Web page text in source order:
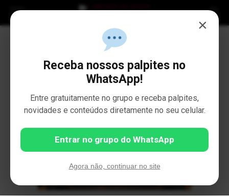
×
Receba nossos palpites no
WhatsApp!
Entre gratuitamente no grupo e receba palpites,
novidades e conteúdos diretamente no seu celular.
Entrar no grupo do WhatsApp
Agora não, continuar no site